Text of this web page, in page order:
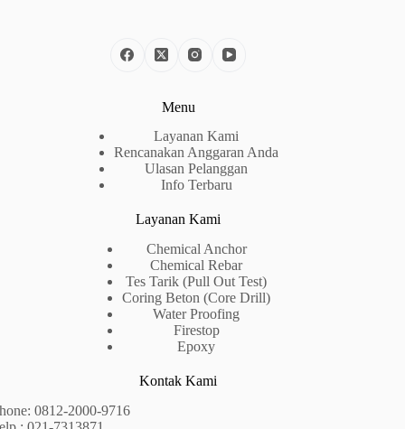
Menu
Layanan Kami
Rencanakan Anggaran Anda
Ulasan Pelanggan
Info Terbaru
Layanan Kami
Chemical Anchor
Chemical Rebar
Tes Tarik (Pull Out Test)
Coring Beton (Core Drill)
Water Proofing
Firestop
Epoxy
Kontak Kami
0812-2000-9716